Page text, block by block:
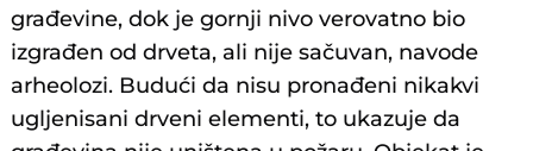
građevine, dok je gornji nivo verovatno bio
izgrađen od drveta, ali nije sačuvan, navode
arheolozi. Budući da nisu pronađeni nikakvi
ugljenisani drveni elementi, to ukazuje da